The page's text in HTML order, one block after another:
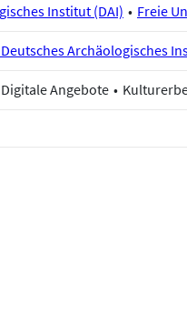
Institut (DAI) Freie
Archäologisches
Digitale Angebote